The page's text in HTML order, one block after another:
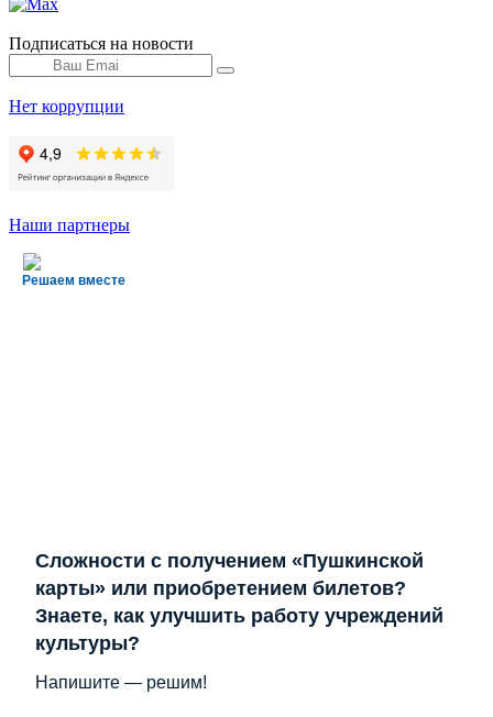
Подписаться на новости
Нет коррупции
Наши партнеры
Решаем вместе
Сложности с получением «Пушкинской
карты» или приобретением билетов?
Знаете, как улучшить работу учреждений
культуры?
Напишите — решим!